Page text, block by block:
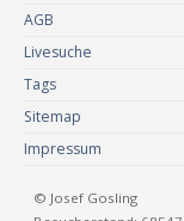
AGB
Livesuche
Tags
Sitemap
Impressum
© Josef Gosling